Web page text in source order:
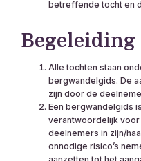
betreffende tocht en
Begeleiding
Alle tochten staan
bergwandelgids. De
zijn door de
Een bergwandelgids
verantwoordelijk voor
deelnemers in zijn/
onnodige risico’s